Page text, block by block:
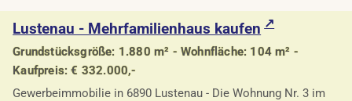
Lustenau - Mehrfamilienhaus kaufen
Grundstücksgröße: 1.880 m² - Wohnfläche: 104 m² -
Kaufpreis: € 332.000,-
Gewerbeimmobilie in 6890 Lustenau - Die Wohnung Nr. 3 im